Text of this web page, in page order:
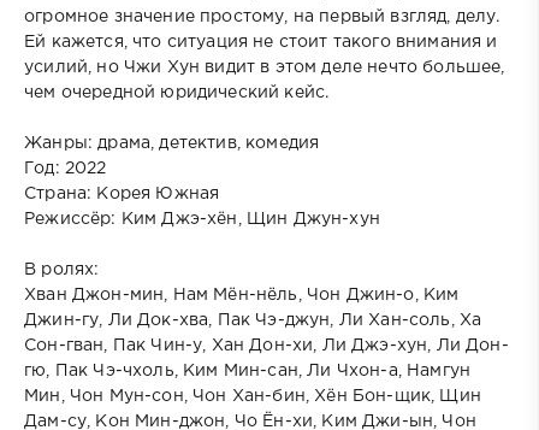
огромное значение простому, на первый взгляд, делу.
Ей кажется, что ситуация не стоит такого внимания и
усилий, но Чжи Хун видит в этом деле нечто большее,
чем очередной юридический кейс.
Жанры: драма, детектив, комедия
Год: 2022
Страна: Корея Южная
Режиссёр: Ким Джэ-хён, Щин Джун-хун
В ролях:
Хван Джон-мин, Нам Мён-нёль, Чон Джин-о, Ким
Джин-гу, Ли Док-хва, Пак Чэ-джун, Ли Хан-соль, Ха
Сон-гван, Пак Чин-у, Хан Дон-хи, Ли Джэ-хун, Ли Дон-
гю, Пак Чэ-чхоль, Ким Мин-сан, Ли Чхон-а, Намгун
Мин, Чон Мун-сон, Чон Хан-бин, Хён Бон-щик, Щин
Дам-су, Кон Мин-джон, Чо Ён-хи, Ким Джи-ын, Чон